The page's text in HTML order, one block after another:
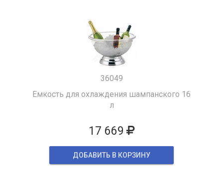
36049
Емкость для охлаждения шампанского 16
л
17 669
ДОБАВИТЬ В КОРЗИНУ